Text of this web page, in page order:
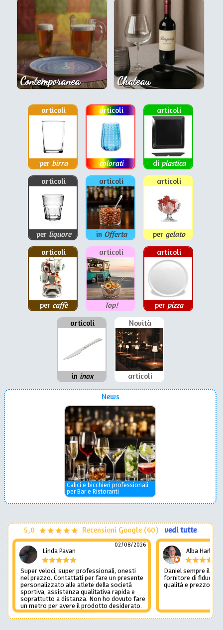
Contemporanea Chateau
articoli
per birra
articoli
colorati
articoli
di plastica
articoli
per liquore
articoli
in Offerta
articoli
per gelato
articoli
per caffè
articoli
Top!
articoli
per pizza
articoli
in inox
Novità
articoli
News
Calici e bicchieri professionali
per Bar e Ristoranti
5,0 Recensioni Google (60) vedi tutte
Linda Pavan
02/08/2026
Super veloci, super professionali, onesti
nel prezzo. Contattati per fare un presente
personalizzato alle atlete della società
sportiva, assistenza qualitativa rapida e
soprattutto a distanza. Non ho dovuto fare
un metro per avere il prodotto desiderato.
Una assistenza del genere è rara e
preziosa. Credo li contatterò ancora in
Alba Harley
Daniel sempre il
fornitore di fiducia
qualità e prezzo